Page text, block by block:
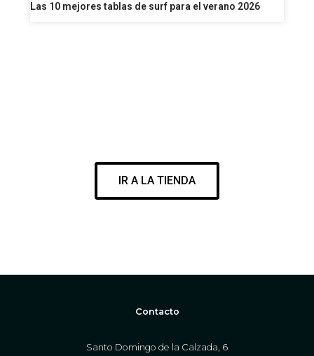
Las 10 mejores tablas de surf para el verano 2026
IR A LA TIENDA
Contacto
Santo Domingo de la Calzada, 6